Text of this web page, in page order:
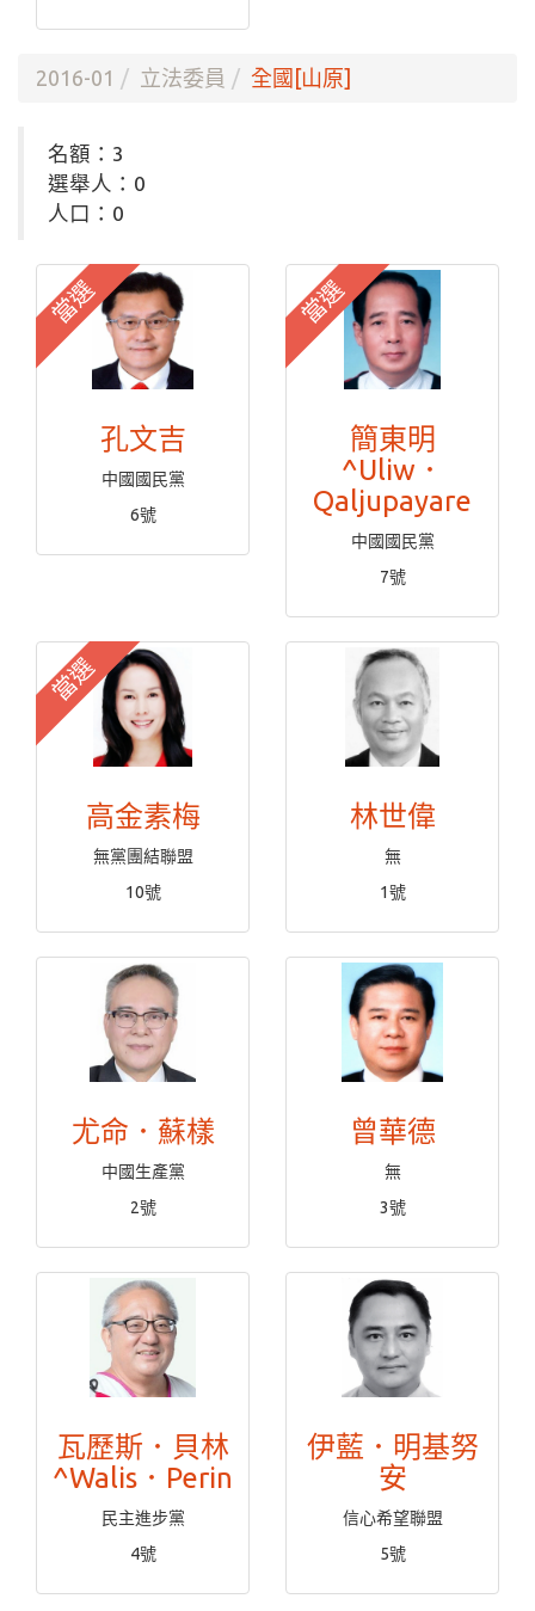
2016-01 立法委員 全國[山原]
名額：3
選舉人：0
人口：0
當選
孔文吉
中國國民黨
6號
當選
簡東明
^Uliw．
Qaljupayare
中國國民黨
7號
當選
高金素梅
無黨團結聯盟
10號
林世偉
無
1號
尤命．蘇樣
中國生產黨
2號
曾華德
無
3號
瓦歷斯．貝林
^Walis．Perin
民主進步黨
4號
伊藍．明基努
安
信心希望聯盟
5號